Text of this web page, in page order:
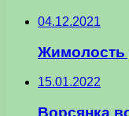
04.12.2021
Жимолость
15.01.2022
Ворсянка